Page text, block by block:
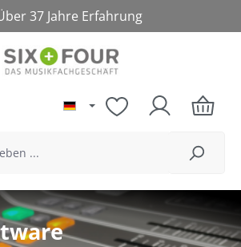
37 Jahre Erfahrung